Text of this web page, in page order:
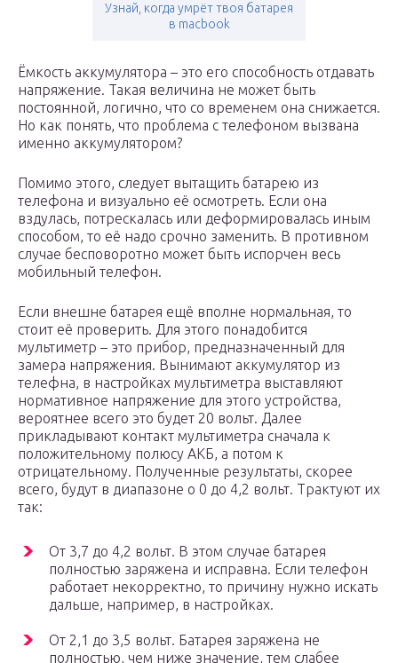
Узнай, когда умрёт твоя батарея
в macbook
Ёмкость аккумулятора – это его способность отдавать
напряжение. Такая величина не может быть
постоянной, логично, что со временем она снижается.
Но как понять, что проблема с телефоном вызвана
именно аккумулятором?
Помимо этого, следует вытащить батарею из
телефона и визуально её осмотреть. Если она
вздулась, потрескалась или деформировалась иным
способом, то её надо срочно заменить. В противном
случае бесповоротно может быть испорчен весь
мобильный телефон.
Если внешне батарея ещё вполне нормальная, то
стоит её проверить. Для этого понадобится
мультиметр – это прибор, предназначенный для
замера напряжения. Вынимают аккумулятор из
телефна, в настройках мультиметра выставляют
нормативное напряжение для этого устройства,
вероятнее всего это будет 20 вольт. Далее
прикладывают контакт мультиметра сначала к
положительному полюсу АКБ, а потом к
отрицательному. Полученные результаты, скорее
всего, будут в диапазоне о 0 до 4,2 вольт. Трактуют их
так:
От 3,7 до 4,2 вольт. В этом случае батарея
полностью заряжена и исправна. Если телефон
работает некорректно, то причину нужно искать
дальше, например, в настройках.
От 2,1 до 3,5 вольт. Батарея заряжена не
полностью, чем ниже значение, тем слабее